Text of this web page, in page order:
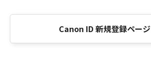
Canon ID 新規登録ページ